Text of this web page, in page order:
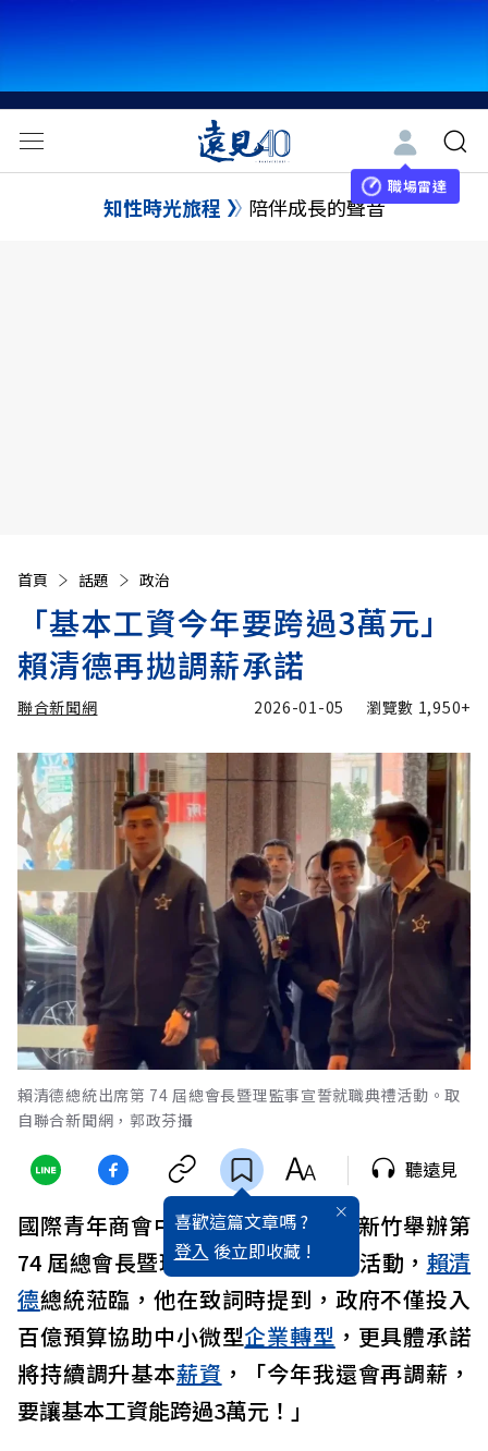
職場雷達
知性時光旅程 陪伴成長的聲音
首頁 話題 政治
「基本工資今年要跨過3萬元」
賴清德再拋調薪承諾
聯合新聞網 2026-01-05 瀏覽數 1,950+
賴清德總統出席第 74 屆總會長暨理監事宣誓就職典禮活動。取
自聯合新聞網，郭政芬攝
喜歡這篇文章嗎 ?
登入 後立即收藏 !
聽遠見
國際青年商會中華民國總會今天於新竹舉辦第
74 屆總會長暨理監事宣誓就職典禮活動， 賴清
德總統蒞臨，他在致詞時提到，政府不僅投入
百億預算協助中小微型企業轉型 ，更具體承諾
將持續調升基本薪資 ，「今年我還會再調薪，
要讓基本工資能跨過3萬元！」